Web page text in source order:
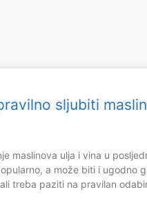
sljubiti
maslinova ulja i vina u
a može biti i ugodno
treba paziti na pravilan